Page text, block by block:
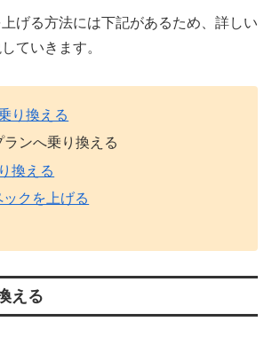
げる方法には下記があるため、詳しい
ていきます。
り換える
ランへ乗り換える
換える
クを上げる
える